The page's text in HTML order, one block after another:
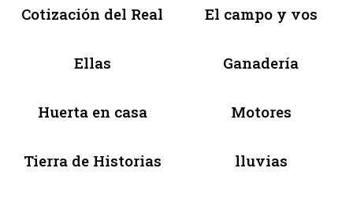
Cotización del Real El campo y vos
Ellas Ganadería
Huerta en casa Motores
Tierra de Historias lluvias